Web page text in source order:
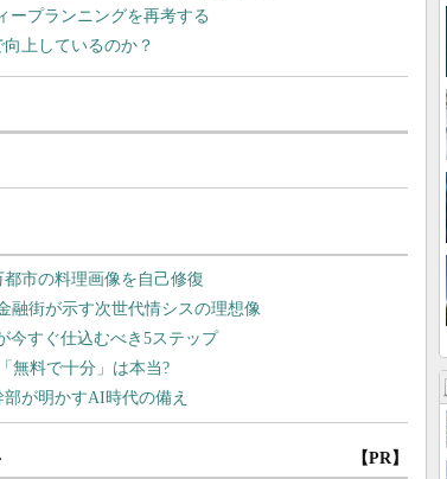
ープランニングを再考する
上しているのか？
【PR】